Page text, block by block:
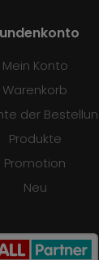
Mein Konto
Warenkorb
der
Produkte
Promotion
Neu